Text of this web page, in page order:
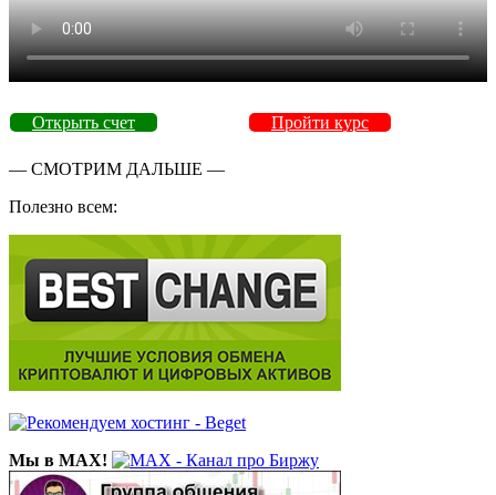
Открыть счет Пройти курс
— СМОТРИМ ДАЛЬШЕ —
Полезно всем:
Мы в MAX!